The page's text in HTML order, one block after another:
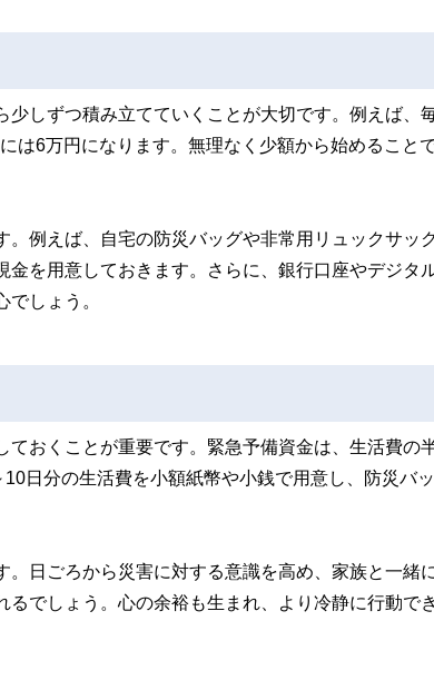
しずつ積み立てていくことが大切です。例えば、
は6万円になります。無理なく少額から始めること
例えば、自宅の防災バッグや非常用リュックサッ
を用意しておきます。さらに、銀行口座やデジタ
しょう。
おくことが重要です。緊急予備資金は、生活費の
日分の生活費を小額紙幣や小銭で用意し、防災バ
日ごろから災害に対する意識を高め、家族と一緒
でしょう。心の余裕も生まれ、より冷静に行動で